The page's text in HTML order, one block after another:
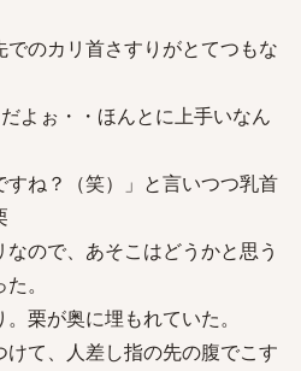
でのカリ首さすりがとてつもな
よぉ・・ほんとに上手いなん
ね？（笑）」と言いつつ乳首
ので、あそこはどうかと思う
。
栗が奥に埋もれていた。
て、人差し指の先の腹でこす